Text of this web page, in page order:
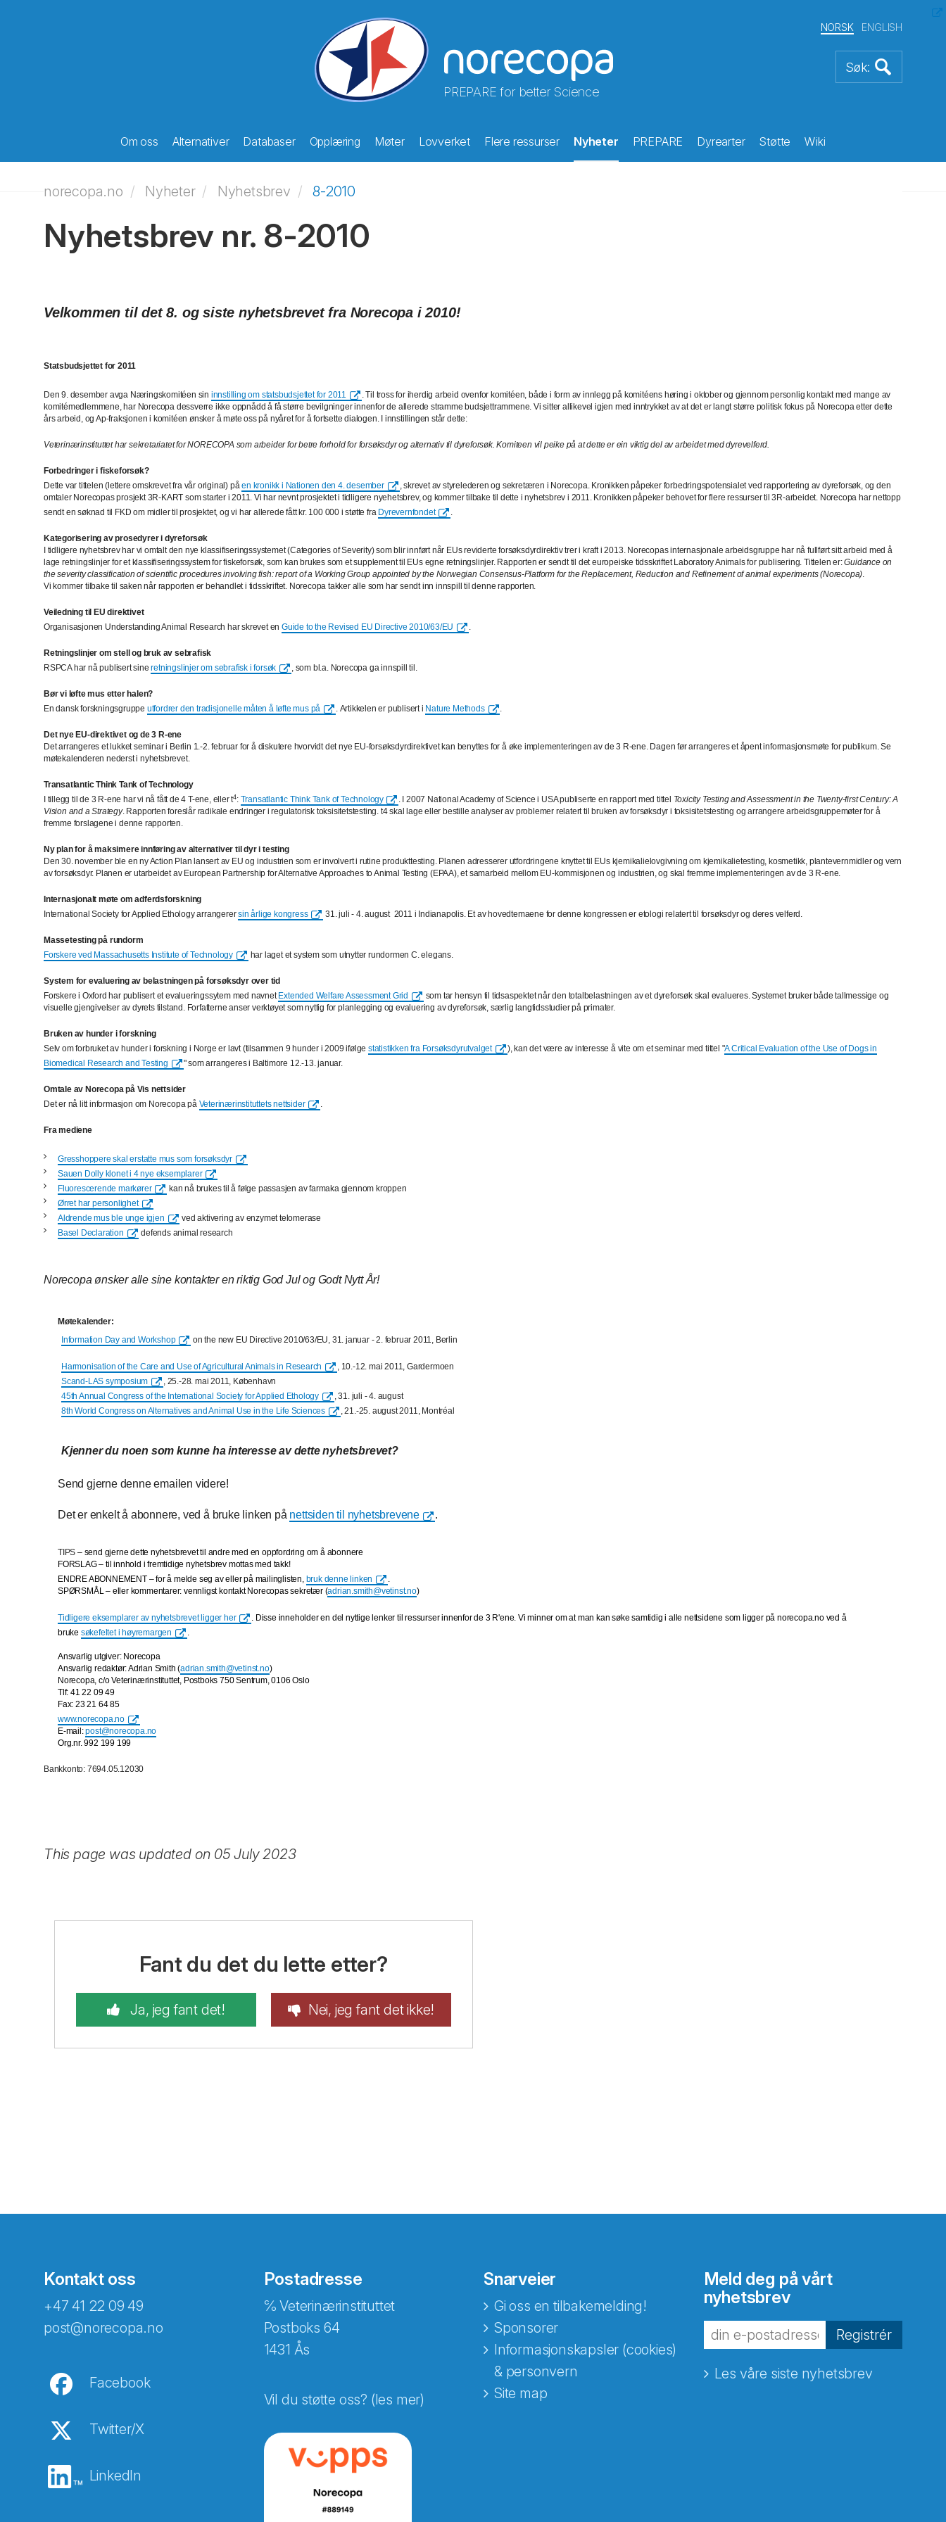
PREPARE for better Science
NORSK ENGLISH
Om oss Alternativer Databaser Opplæring Møter Lovverket Flere ressurser Nyheter PREPARE Dyrearter Støtte Wiki
norecopa.no Nyheter Nyhetsbrev 8-2010
Nyhetsbrev nr. 8-2010
Velkommen til det 8. og siste nyhetsbrevet fra Norecopa i 2010!
Statsbudsjettet for 2011
Den 9. desember avga Næringskomitéen sin innstilling om statsbudsjettet for 2011
. Til tross for iherdig arbeid ovenfor komitéen, både i form av innlegg på komitéens høring i oktober og gjennom personlig kontakt med mange av
komitémedlemmene, har Norecopa dessverre ikke oppnådd å få større bevilgninger innenfor de allerede stramme budsjettrammene. Vi sitter allikevel igjen med inntrykket av at det er langt større politisk fokus på Norecopa etter dette
års arbeid, og Ap-fraksjonen i komitéen ønsker å møte oss på nyåret for å fortsette dialogen. I innstillingen står dette:
Veterinærinstituttet har sekretariatet for NORECOPA som arbeider for betre forhold for forsøksdyr og alternativ til dyreforsøk. Komiteen vil peike på at dette er ein viktig del av arbeidet med dyrevelferd.
Forbedringer i fiskeforsøk?
Dette var tittelen (lettere omskrevet fra vår original) påen kronikk i Nationen den 4. desember
, skrevet av styrelederen og sekretæren i Norecopa. Kronikken påpeker forbedringspotensialet ved rapportering av dyreforsøk, og den
omtaler Norecopas prosjekt 3R-KART som starter i 2011. Vi har nevnt prosjektet i tidligere nyehetsbrev, og kommer tilbake til dette i nyhetsbrev i 2011. Kronikken påpeker behovet for flere ressurser til 3R-arbeidet. Norecopa har nettopp
sendt en søknad til FKD om midler til prosjektet, og vi har allerede fått kr. 100 000 i støtte fra Dyrevernfondet .
Kategorisering av prosedyrer i dyreforsøk
I tidligere nyhetsbrev har vi omtalt den nye klassifiseringssystemet (Categories of Severity) som blir innført når EUs reviderte forsøksdyrdirektiv trer i kraft i 2013. Norecopas internasjonale arbeidsgruppe har nå fullført sitt arbeid med å
lage retningslinjer for et klassifiseringssystem for fiskeforsøk, som kan brukes som et supplement til EUs egne retningslinjer. Rapporten er sendt til det europeiske tidsskriftet Laboratory Animals for publisering. Tittelen er:Guidance on
the severity classification of scientific procedures involving fish: report of a Working Group appointed by the Norwegian Consensus-Platform for the Replacement, Reduction and Refinement of animal experiments (Norecopa).
Vi kommer tilbake til saken når rapporten er behandlet i tidsskriftet. Norecopa takker alle som har sendt inn innspill til denne rapporten.
Veiledning til EU direktivet
Organisasjonen Understanding Animal Research har skrevet en Guide to the Revised EU Directive 2010/63/EU .
Retningslinjer om stell og bruk av sebrafisk
RSPCA har nå publisert sineretningslinjer om sebrafisk i forsøk , som bl.a. Norecopa ga innspill til.
Bør vi løfte mus etter halen?
En dansk forskningsgruppe utfordrer den tradisjonelle måten å løfte mus på . Artikkelen er publisert i Nature Methods .
Det nye EU-direktivet og de 3 R-ene
Det arrangeres et lukket seminar i Berlin 1.-2. februar for å diskutere hvorvidt det nye EU-forsøksdyrdirektivet kan benyttes for å øke implementeringen av de 3 R-ene. Dagen før arrangeres et åpent informasjonsmøte for publikum. Se
møtekalenderen nederst i nyhetsbrevet.
Transatlantic Think Tank of Technology
I tillegg til de 3 R-ene har vi nå fått de 4 T-ene, eller t4: Transatlantic Think Tank of Technology . I 2007 National Academy of Science i USA publiserte en rapport med tittel Toxicity Testing and Assessment in the Twenty-first Century: A
Vision and a Strategy. Rapporten foreslår radikale endringer i regulatorisk toksisitetstesting. t4 skal lage eller bestille analyser av problemer relatert til bruken av forsøksdyr i toksisitetstesting og arrangere arbeidsgruppemøter for å
fremme forslagene i denne rapporten.
Ny plan for å maksimere innføring av alternativer til dyr i testing
Den 30. november ble en ny Action Plan lansert av EU og industrien som er involvert i rutine produkttesting. Planen adresserer utfordringene knyttet til EUs kjemikalielovgivning om kjemikalietesting, kosmetikk, plantevernmidler og vern
av forsøksdyr. Planen er utarbeidet av European Partnership for Alternative Approaches to Animal Testing (EPAA), et samarbeid mellom EU-kommisjonen og industrien, og skal fremme implementeringen av de 3 R-ene.
Internasjonalt møte om adferdsforskning
International Society for Applied Ethology arrangerersin årlige kongress 31. juli - 4. august 2011 i Indianapolis. Et av hovedtemaene for denne kongressen er etologi relatert til forsøksdyr og deres velferd.
Massetesting på rundorm
Forskere ved Massachusetts Institute of Technology
har laget et system som utnytter rundormen C. elegans.
System for evaluering av belastningen på forsøksdyr over tid
Forskere i Oxford har publisert et evalueringssytem med navnet Extended Welfare Assessment Grid
som tar hensyn til tidsaspektet når den totalbelastningen av et dyreforsøk skal evalueres. Systemet bruker både tallmessige og
visuelle gjengivelser av dyrets tilstand. Forfatterne anser verktøyet som nyttig for planlegging og evaluering av dyreforsøk, særlig langtidsstudier på primater.
Bruken av hunder i forskning
Selv om forbruket av hunder i forskning i Norge er lavt (tilsammen 9 hunder i 2009 ifølge statistikken fra Forsøksdyrutvalget ), kan det være av interesse å vite om et seminar med tittel "A Critical Evaluation of the Use of Dogs in
Biomedical Research and Testing
" som arrangeres i Baltimore 12.-13. januar.
Omtale av Norecopa på Vis nettsider
Det er nå litt informasjon om Norecopa på Veterinærinstituttets nettsider .
Fra mediene
Gresshoppere skal erstatte mus som forsøksdyr
Sauen Dolly klonet i 4 nye eksemplarer
Fluorescerende markører
kan nå brukes til å følge passasjen av farmaka gjennom kroppen
Ørret har personlighet
Aldrende mus ble unge igjen
ved aktivering av enzymet telomerase
Basel Declaration
defends animal research
Norecopa ønsker alle sine kontakter en riktig God Jul og Godt Nytt År!
Møtekalender:
Information Day and Workshop
on the new EU Directive 2010/63/EU, 31. januar - 2. februar 2011, Berlin
Harmonisation of the Care and Use of Agricultural Animals in Research
, 10.-12. mai 2011, Gardermoen
Scand-LAS symposium
, 25.-28. mai 2011, København
45th Annual Congress of the International Society for Applied Ethology
, 31. juli - 4. august
8th World Congress on Alternatives and Animal Use in the Life Sciences
, 21.-25. august 2011, Montréal
Kjenner du noen som kunne ha interesse av dette nyhetsbrevet?
Send gjerne denne emailen videre!
Det er enkelt å abonnere, ved å bruke linken på nettsiden til nyhetsbrevene .
TIPS – send gjerne dette nyhetsbrevet til andre med en oppfordring om å abonnere
FORSLAG– til innhold i fremtidige nyhetsbrev mottas med takk!
ENDRE ABONNEMENT – for å melde seg av eller på mailinglisten, bruk denne linken
.
SPØRSMÅL – eller kommentarer: vennligst kontakt Norecopas sekretær (adrian.smith@vetinst.no)
Tidligere eksemplarer av nyhetsbrevet ligger her
. Disse inneholder en del nyttige lenker til ressurser innenfor de 3 R'ene. Vi minner om at man kan søke samtidig i alle nettsidene som ligger på norecopa.no ved å
bruke søkefeltet i høyremargen .
Ansvarlig utgiver: Norecopa
Ansvarlig redaktør: Adrian Smith (adrian.smith@vetinst.no)
Norecopa, c/o Veterinærinstituttet, Postboks 750 Sentrum, 0106 Oslo
Tlf: 41 22 09 49
Fax: 23 21 64 85
www.norecopa.no
E-mail:post@norecopa.no
Org.nr. 992 199 199
Bankkonto: 7694.05.12030
This page was updated on 05 July 2023
Fant du det du lette etter?
Ja, jeg fant det! Nei, jeg fant det ikke!
Kontakt oss
+47 41 22 09 49
post@norecopa.no
Facebook
Twitter/X
LinkedIn
Postadresse
℅ Veterinærinstituttet
Postboks 64
1431 Ås
Vil du støtte oss? (les mer)
Snarveier
Gi oss en tilbakemelding!
Sponsorer
Informasjonskapsler (cookies)
& personvern
Site map
Meld deg på vårt
nyhetsbrev
Registrér
Les våre siste nyhetsbrev
Abonnér på nyhetsbrevene fra Norecopa